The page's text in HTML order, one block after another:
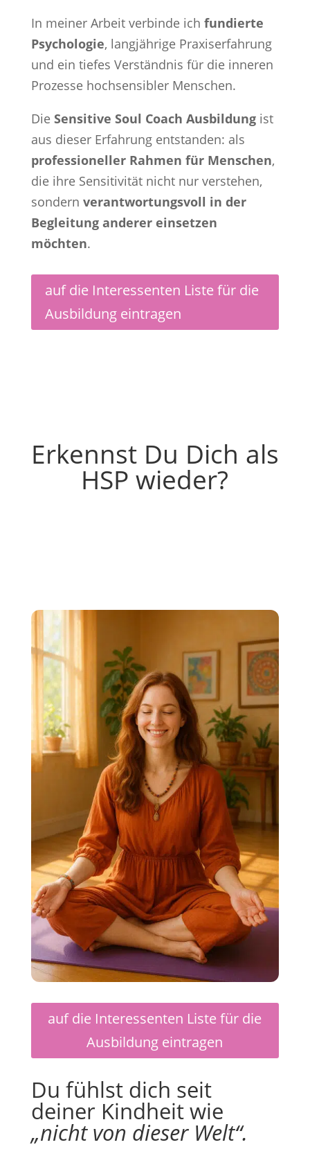
In meiner Arbeit verbinde ich fundierte
Psychologie, langjährige Praxiserfahrung
und ein tiefes Verständnis für die inneren
Prozesse hochsensibler Menschen.
Die Sensitive Soul Coach Ausbildungist
aus dieser Erfahrung entstanden: als
professioneller Rahmen für Menschen,
die ihre Sensitivität nicht nur verstehen,
sondern verantwortungsvoll in der
Begleitung anderer einsetzen
möchten.
auf die Interessenten Liste für die
Ausbildung eintragen
Erkennst Du Dich als
HSP wieder?
auf die Interessenten Liste für die
Ausbildung eintragen
Du fühlst dich seit
deiner Kindheit wie
„nicht von dieser Welt“.